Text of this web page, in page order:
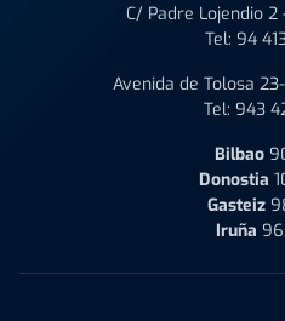
C/ Padre Lojendio 2
Tel: 94
Avenida de Tolosa
Tel: 943
Bilbao
Donostia
Gasteiz
Iruña